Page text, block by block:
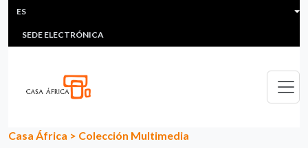
Pasar al contenido principal
HEADER MENU
MULTIMEDIA
SEDE ELECTRÓNICA
ES
Casa África > Colección Multimedia